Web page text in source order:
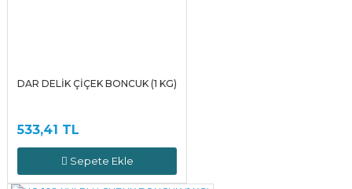
DAR DELİK ÇİÇEK BONCUK (1 KG)
533,41 TL
Sepete Ekle